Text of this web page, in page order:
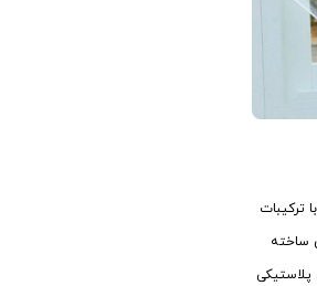
ترکیبات
ساخته